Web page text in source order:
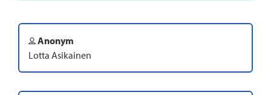
Anonym
Lotta Asikainen